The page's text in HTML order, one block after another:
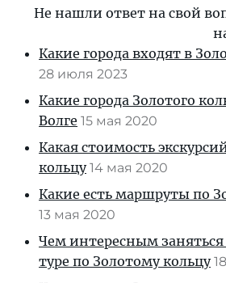
Не нашли ответ на свой
Какие города входят в
28 июля 2023
Какие города Золотого
Волге 15 мая 2020
Какая стоимость
кольцу 14 мая 2020
Какие есть маршруты по
13 мая 2020
Чем интересным заняться
туре по Золотому кольцу